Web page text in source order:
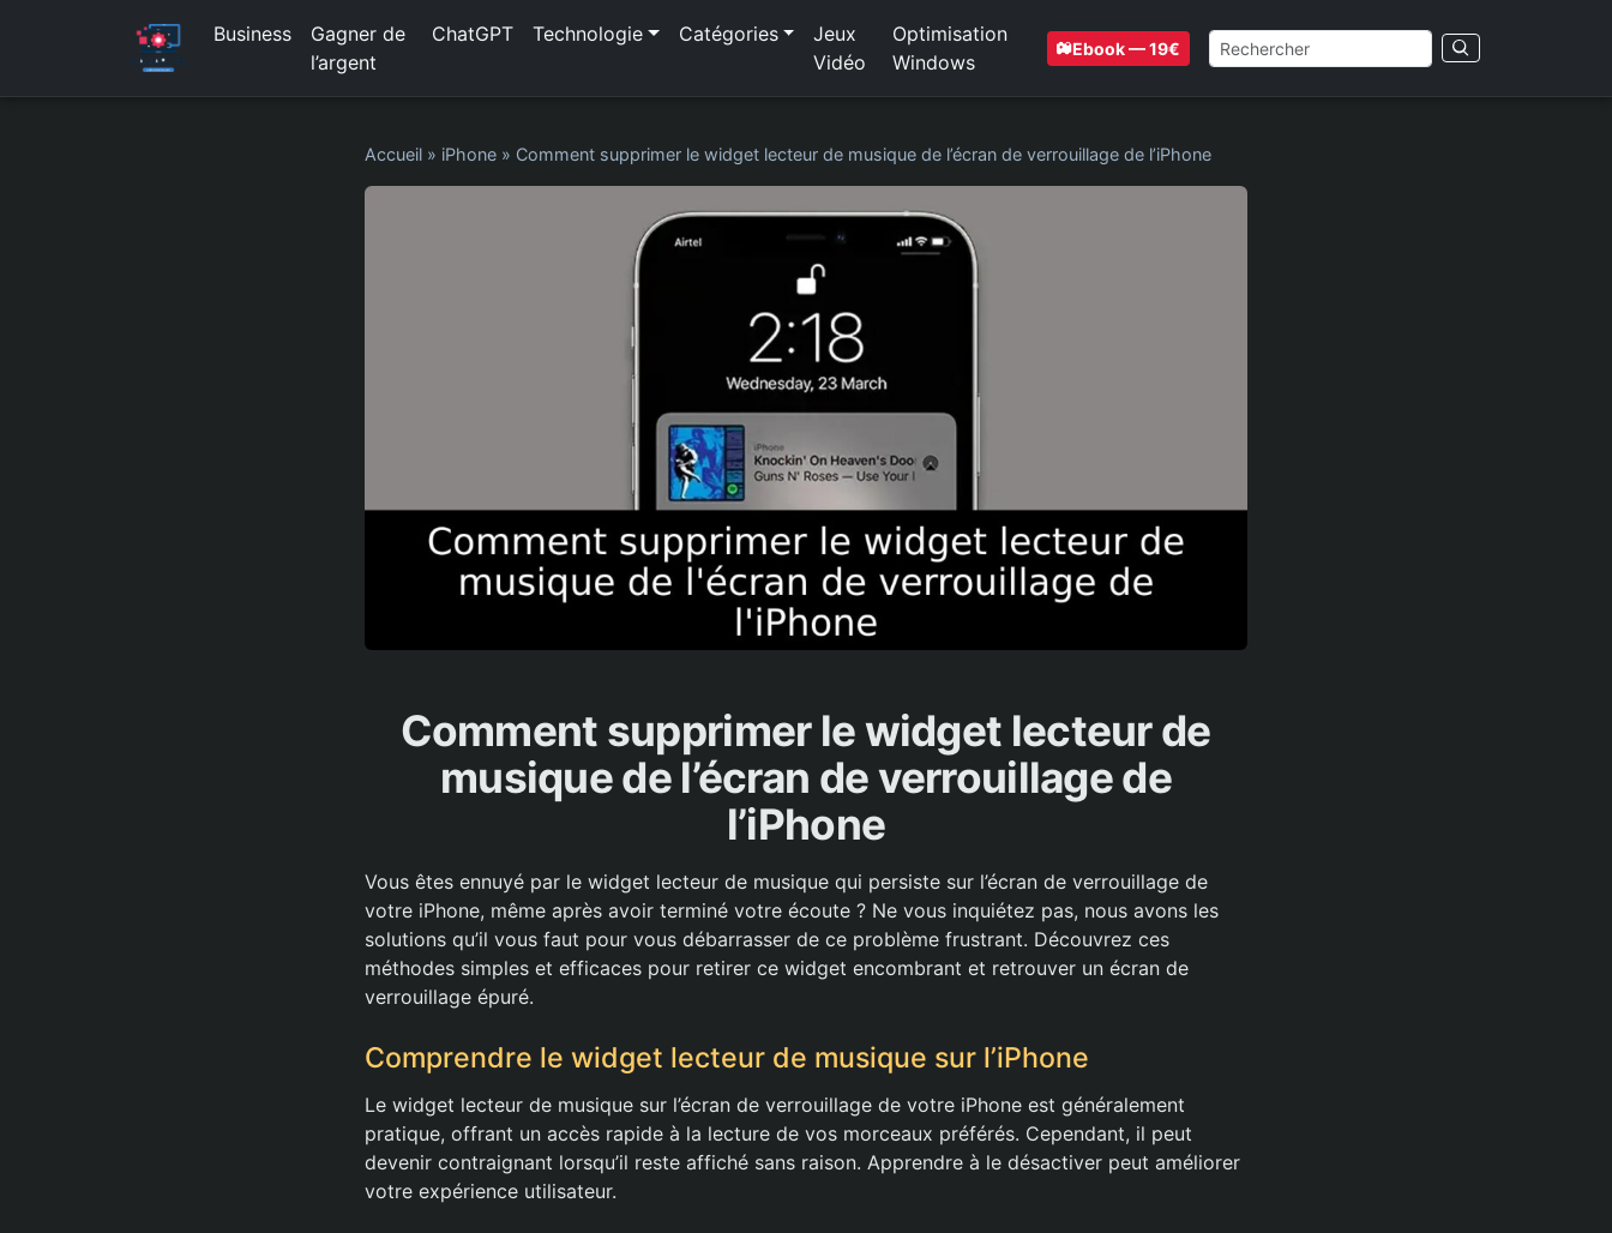
Business
Gagner de
l’argent
ChatGPT Technologie Catégories
Jeux
Vidéo
Optimisation
Windows
Ebook — 19€
Accueil » iPhone » Comment supprimer le widget lecteur de musique de l’écran de verrouillage de l’iPhone
Comment supprimer le widget lecteur de
musique de l’écran de verrouillage de
l’iPhone
Vous êtes ennuyé par le widget lecteur de musique qui persiste sur l’écran de verrouillage de
votre iPhone, même après avoir terminé votre écoute ? Ne vous inquiétez pas, nous avons les
solutions qu’il vous faut pour vous débarrasser de ce problème frustrant. Découvrez ces
méthodes simples et efficaces pour retirer ce widget encombrant et retrouver un écran de
verrouillage épuré.
Comprendre le widget lecteur de musique sur l’iPhone
Le widget lecteur de musique sur l’écran de verrouillage de votre iPhone est généralement
pratique, offrant un accès rapide à la lecture de vos morceaux préférés. Cependant, il peut
devenir contraignant lorsqu’il reste affiché sans raison. Apprendre à le désactiver peut améliorer
votre expérience utilisateur.